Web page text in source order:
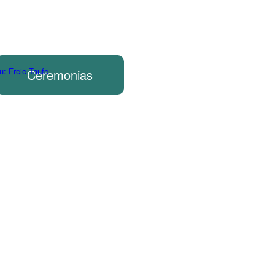
Ceremonias
Freie Taufe